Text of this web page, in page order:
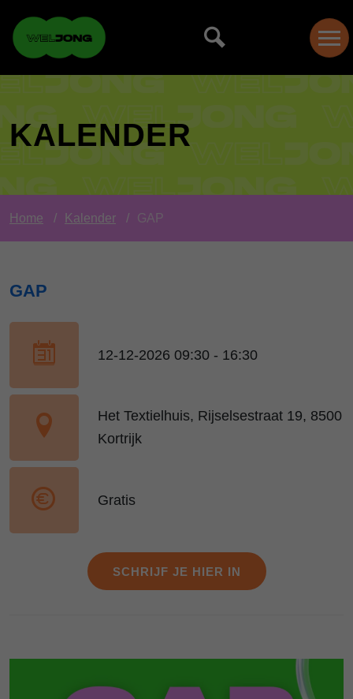
KALENDER
Home Kalender GAP
GAP
12-12-2026 09:30 - 16:30
Het Textielhuis, Rijselsestraat 19, 8500
Kortrijk
Gratis
SCHRIJF JE HIER IN